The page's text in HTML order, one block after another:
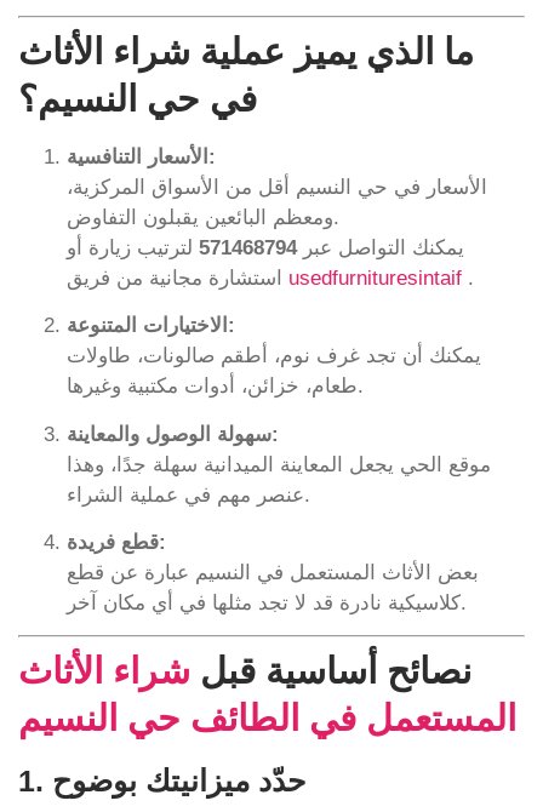
ما الذي يميز عملية شراء الأثاث
في حي النسيم؟
الأسعار التنافسية:
الأسعار في حي النسيم أقل من الأسواق المركزية،
ومعظم البائعين يقبلون التفاوض.
يمكنك التواصل عبر571468794 لترتيب زيارة أو
usedfurnituresintaif .
الاختيارات المتنوعة:
يمكنك أن تجد غرف نوم، أطقم صالونات، طاولات
طعام، خزائن، أدوات مكتبية وغيرها.
سهولة الوصول والمعاينة:
موقع الحي يجعل المعاينة الميدانية سهلة جدًا، وهذا
عنصر مهم في عملية الشراء.
قطع فريدة:
بعض الأثاث المستعمل في النسيم عبارة عن قطع
كلاسيكية نادرة قد لا تجد مثلها في أي مكان آخر.
نصائح أساسية قبل شراء الأثاث
المستعمل في الطائف حي النسيم
1. حدّد ميزانيتك بوضوح